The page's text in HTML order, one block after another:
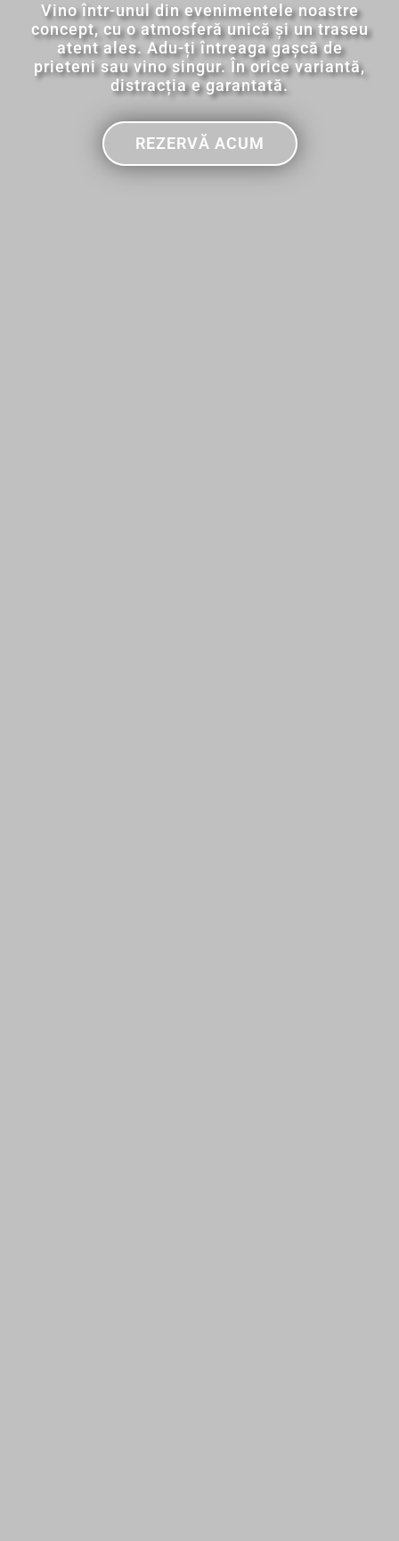
Vino într-unul din evenimentele noastre
concept, cu o atmosferă unică și un traseu
atent ales. Adu-ți întreaga gașcă de
prieteni sau vino singur. În orice variantă,
distracția e garantată.
REZERVĂ ACUM